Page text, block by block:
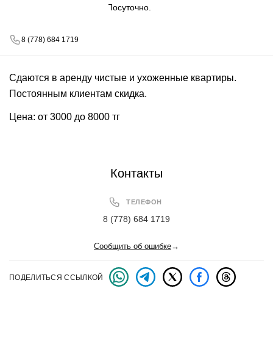
8 (778) 684 1719
Сдаются в аренду чистые и ухоженные квартиры.
Постоянным клиентам скидка.
Цена: от 3000 до 8000 тг
Контакты
ТЕЛЕФОН
8 (778) 684 1719
Сообщить об ошибке→
ПОДЕЛИТЬСЯ ССЫЛКОЙ